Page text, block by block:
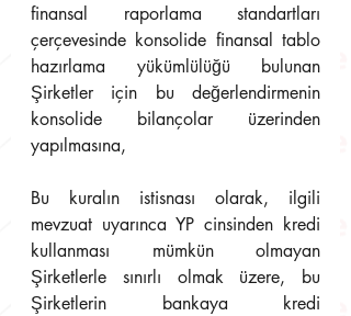
finansal raporlama standartları
çerçevesinde konsolide finansal tablo
hazırlama yükümlülüğü bulunan
Şirketler için bu değerlendirmenin
konsolide bilançolar üzerinden
yapılmasına,
Bu kuralın istisnası olarak, ilgili
mevzuat uyarınca YP cinsinden kredi
kullanması mümkün olmayan
Şirketlerle sınırlı olmak üzere, bu
Şirketlerin bankaya kredi